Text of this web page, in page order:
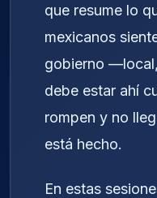
que resume lo
mexicanos
gobierno
debe estar ahí
rompen y no
está hecho.
En estas